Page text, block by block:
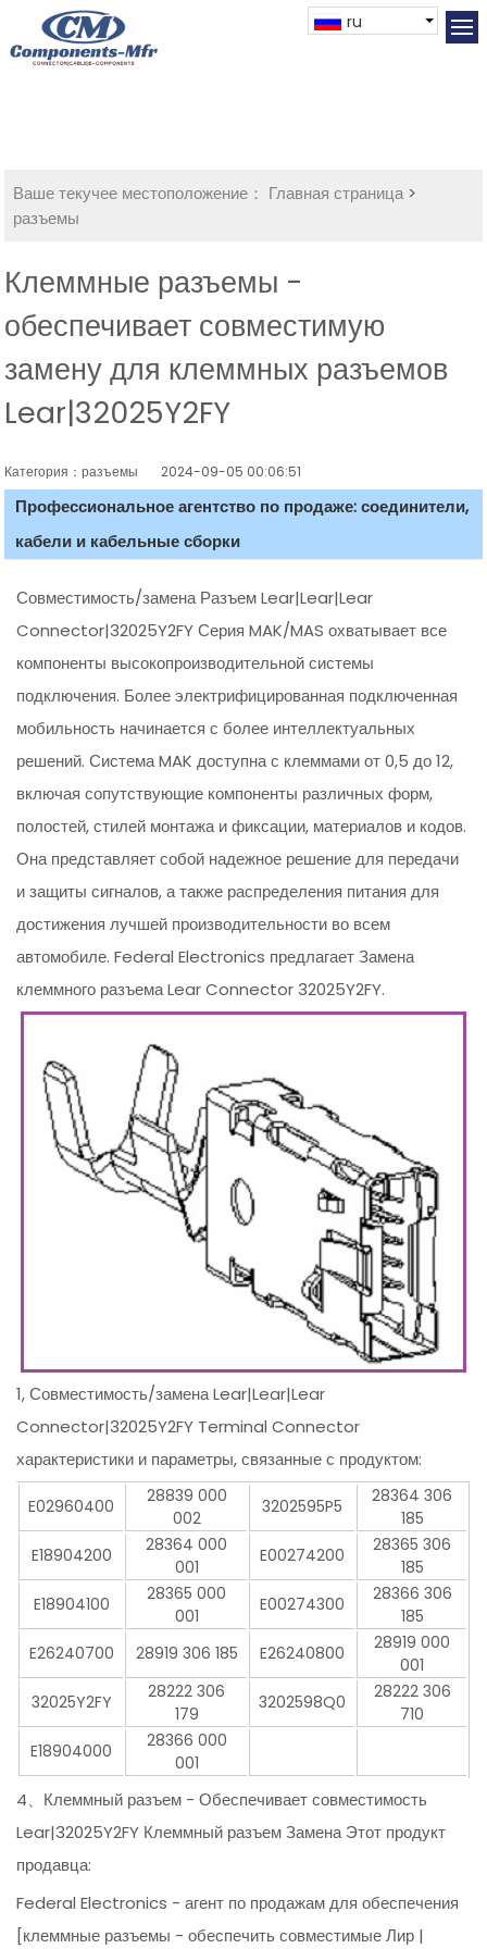
ru
Ваше текучее местоположение： Главная страница>
разъемы
Клеммные разъемы -
обеспечивает совместимую
замену для клеммных разъемов
Lear|32025Y2FY
Категория：разъемы 2024-09-05 00:06:51
Профессиональное агентство по продаже: соединители,
кабели и кабельные сборки
Совместимость/замена Разъем Lear|Lear|Lear
Connector|32025Y2FY Серия MAK/MAS охватывает все
компоненты высокопроизводительной системы
подключения. Более электрифицированная подключенная
мобильность начинается с более интеллектуальных
решений. Система MAK доступна с клеммами от 0,5 до 12,
включая сопутствующие компоненты различных форм,
полостей, стилей монтажа и фиксации, материалов и кодов.
Она представляет собой надежное решение для передачи
и защиты сигналов, а также распределения питания для
достижения лучшей производительности во всем
автомобиле. Federal Electronics предлагает Замена
клеммного разъема Lear Connector 32025Y2FY.
1, Совместимость/замена Lear|Lear|Lear
Connector|32025Y2FY Terminal Connector
характеристики и параметры, связанные с продуктом:
E02960400
28839 000
002
3202595P5
28364 306
185
E18904200
28364 000
001
E00274200
28365 306
185
E18904100
28365 000
001
E00274300
28366 306
185
E26240700
28919 306 185 E26240800
28919 000
001
32025Y2FY
28222 306
179
3202598Q0
28222 306
710
E18904000
28366 000
001
4、Клеммный разъем - Обеспечивает совместимость
Lear|32025Y2FY Клеммный разъем Замена Этот продукт
продавца:
Federal Electronics - агент по продажам для обеспечения
[клеммные разъемы - обеспечить совместимые Лир |